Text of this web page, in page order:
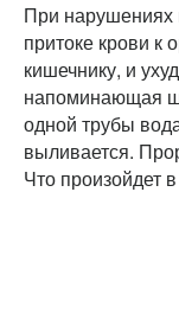
При нарушениях
притоке крови к
кишечнику, и
напоминающая
одной трубы
выливается.
Что произойдет